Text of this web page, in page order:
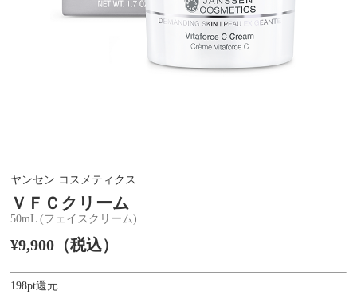
ヤンセン コスメティクス
ＶＦＣクリーム
50mL (フェイスクリーム)
¥9,900（税込）
198pt還元